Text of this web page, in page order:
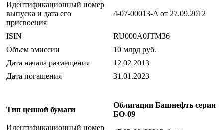
Идентификационный номер
выпуска и дата его
присвоения
4-07-00013-A от 27.09.2012
ISIN
RU000A0JTM36
Объем эмиссии
10 млрд руб.
Дата начала размещения
12.02.2013
Дата погашения
31.01.2023
Тип ценной бумаги
Облигации Башнефть серии
БО-09
Идентификационный номер